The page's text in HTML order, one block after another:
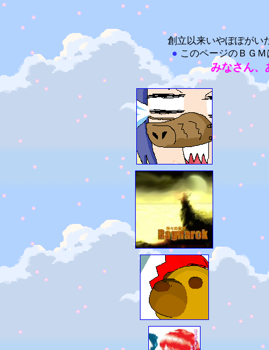
創立以来いやぽぽがい
● このページのＢＧＭ
みなさん、